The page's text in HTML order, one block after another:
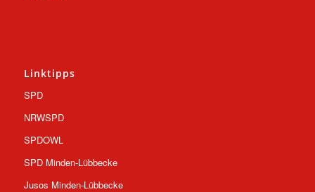
Linktipps
SPD
NRWSPD
SPDOWL
SPD Minden-Lübbecke
Jusos Minden-Lübbecke